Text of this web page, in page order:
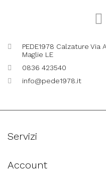
PEDE1978 Calzature
Maglie LE
0836 423540
info@pede1978.it
Servizi
Account